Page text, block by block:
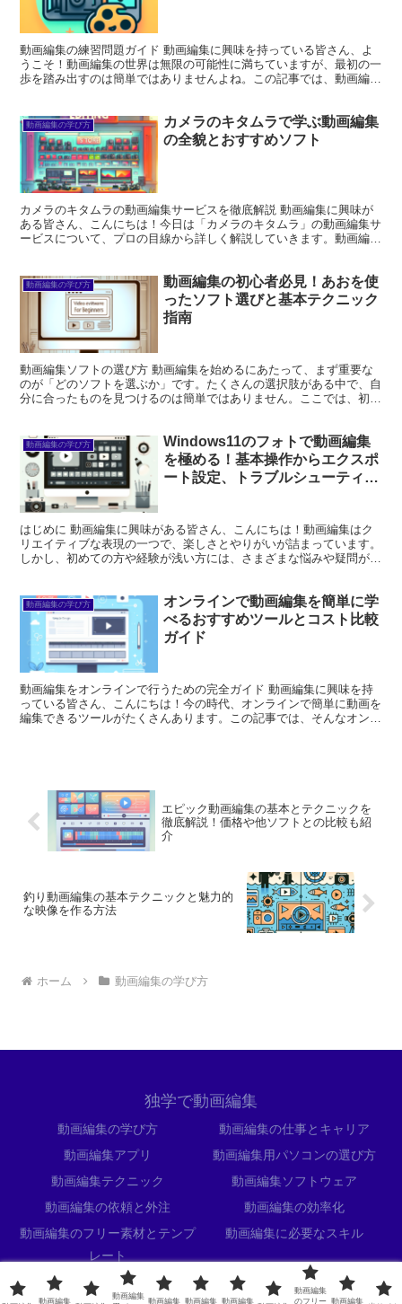
動画編集の練習問題ガイド 動画編集に興味を持っている皆さん、よ
うこそ！動画編集の世界は無限の可能性に満ちていますが、最初の一
歩を踏み出すのは簡単ではありませんよね。この記事では、動画編集
動画編集の学び方
カメラのキタムラで学ぶ動画編集
の全貌とおすすめソフト
カメラのキタムラの動画編集サービスを徹底解説 動画編集に興味が
ある皆さん、こんにちは！今日は「カメラのキタムラ」の動画編集サ
ービスについて、プロの目線から詳しく解説していきます。動画編集
動画編集の学び方
動画編集の初心者必見！あおを使
ったソフト選びと基本テクニック
指南
動画編集ソフトの選び方 動画編集を始めるにあたって、まず重要な
のが「どのソフトを選ぶか」です。たくさんの選択肢がある中で、自
分に合ったものを見つけるのは簡単ではありません。ここでは、初心
動画編集の学び方
Windows11のフォトで動画編集
を極める！基本操作からエクスポ
ート設定、トラブルシューティン
はじめに 動画編集に興味がある皆さん、こんにちは！動画編集はク
リエイティブな表現の一つで、楽しさとやりがいが詰まっています。
しかし、初めての方や経験が浅い方には、さまざまな悩みや疑問があ
動画編集の学び方
オンラインで動画編集を簡単に学
べるおすすめツールとコスト比較
ガイド
動画編集をオンラインで行うための完全ガイド 動画編集に興味を持
っている皆さん、こんにちは！今の時代、オンラインで簡単に動画を
編集できるツールがたくさんあります。この記事では、そんなオンラ
エピック動画編集の基本とテクニックを
徹底解説！価格や他ソフトとの比較も紹
介
釣り動画編集の基本テクニックと魅力的
な映像を作る方法
ホーム 動画編集の学び方
独学で動画編集
動画編集の学び方
動画編集の仕事とキャリア
動画編集アプリ
動画編集用パソコンの選び方
動画編集テクニック
動画編集ソフトウェア
動画編集の依頼と外注
動画編集の効率化
動画編集のフリー素材とテンプ
レート
動画編集に必要なスキル
当サイトについて
動画編集
動画編集
動画編集 動画編集 動画編集
動画編集
のフリー 動画編集